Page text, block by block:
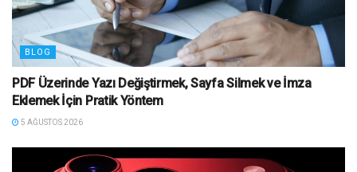
BLOG
PDF Üzerinde Yazı Değiştirmek, Sayfa Silmek ve İmza
Eklemek İçin Pratik Yöntem
5 AĞUSTOS 2026